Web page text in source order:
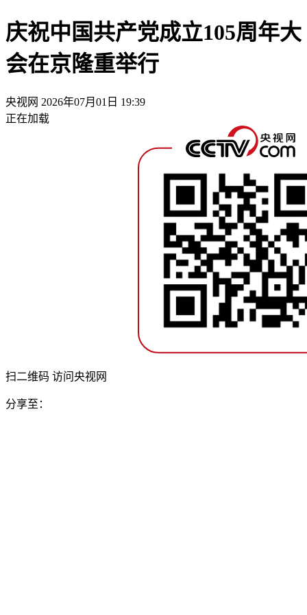
庆祝中国共产党成立105周年大
会在京隆重举行
央视网 2026年07月01日 19:39
正在加载
扫二维码 访问央视网
分享至：